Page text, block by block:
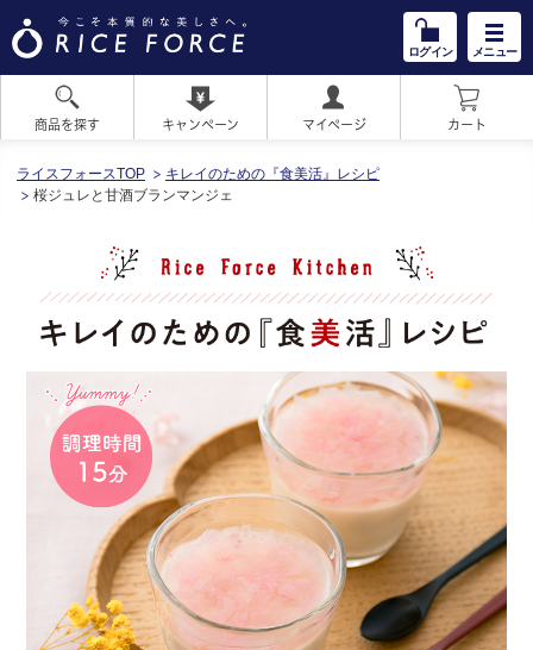
ログイン メニュー
商品を探す キャンペーン マイページ カート
ライスフォースTOP
キレイのための『食美活』レシピ
桜ジュレと甘酒ブランマンジェ